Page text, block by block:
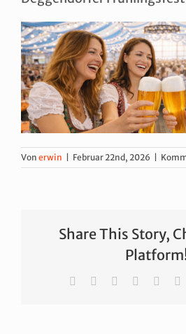
Von erwin Februar 22nd, 2026
Share This Story,
Facebook Reddit LinkedIn